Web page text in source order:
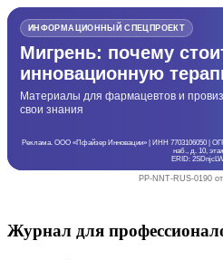
ИНФОРМАЦИОННЫЙ СПЕЦПРОЕКТ
Мигрень: почему
инновационную
Материалы для фармацевтов и
свои знания
Реклама. ООО «Пфайзер Инновации» | ИНН 7703106050 |
наб., д. 10,
ERID:
PP-NNT-RUS-0190
Журнал для